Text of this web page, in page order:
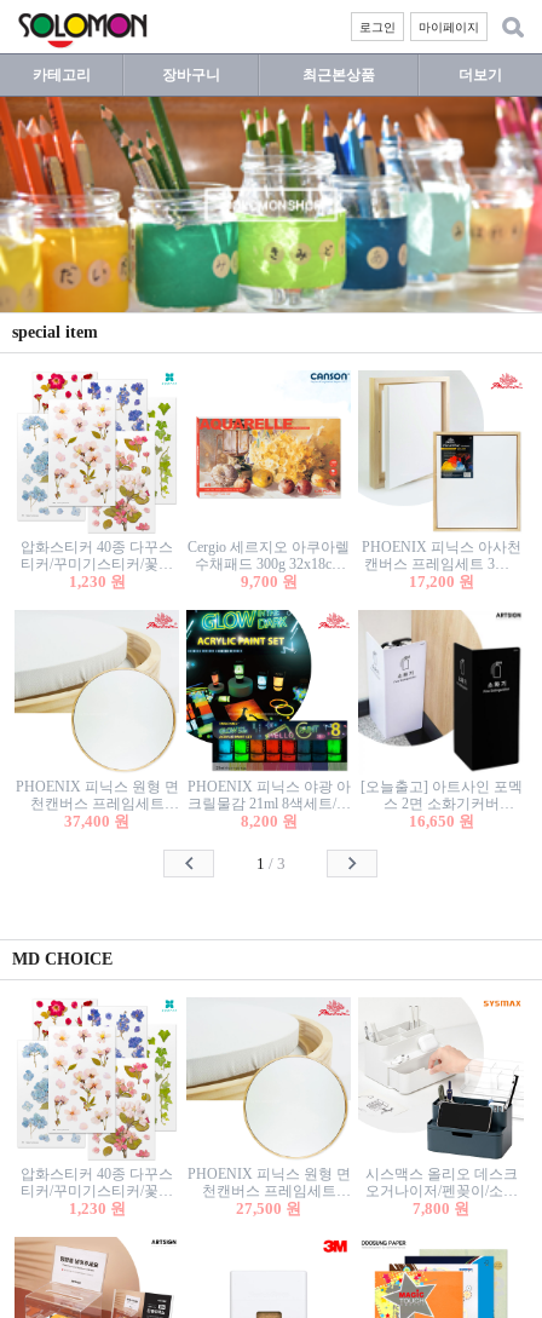
마이페이지
로그인
카테고리 장바구니 최근본상품 더보기
special item
압화스티커 40종 다꾸스
티커/꾸미기스티커/꽃스
티커/압화꽃책갈피/팬시
1,230 원
Cergio 세르지오 아쿠아렐
수채패드 300g 32x18cm
12매 1면제본
9,700 원
PHOENIX 피닉스 아사천
캔버스 프레임세트 3호F
27.3x22cm 캔버스와 올림
17,200 원
PHOENIX 피닉스 원형 면
천캔버스 프레임세트
40cm/원형캔버스/플로팅
37,400 원
PHOENIX 피닉스 야광 아
크릴물감 21ml 8색세트/야
광물감
8,200 원
[오늘출고] 아트사인 포멕
스 2면 소화기커버
1470/1471/소화기커버/소
함/소화기거치대/소화기
16,650 원
1 / 3
MD CHOICE
압화스티커 40종 다꾸스
티커/꾸미기스티커/꽃스
티커/압화꽃책갈피/팬시
1,230 원
PHOENIX 피닉스 원형 면
천캔버스 프레임세트
30cm/원형캔버스/플로팅
27,500 원
시스맥스 올리오 데스크
오거나이저/펜꽂이/소품
꽂이/소품함/정리함/수납
7,800 원